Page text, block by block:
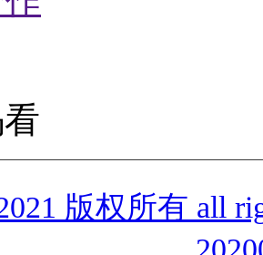
版权所有 all